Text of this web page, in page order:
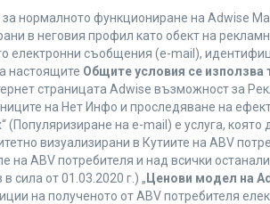
за нормалното функциониране на Adwise
в неговия профил като обект на
електронни съобщения (e-mail),
настоящите Общите условия се
страницата Adwise възможност за
на Нет Инфо и проследяване на
“ (Популяризиране на e-mail) е услуга,
визуализирани в Кутиите на ABV
ABV потребителя и над всички
сила от 01.03.2020 г.) „ Ценови модел на
на полученото от ABV потребителя